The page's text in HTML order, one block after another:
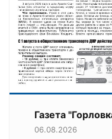
Газета
06.08.2026